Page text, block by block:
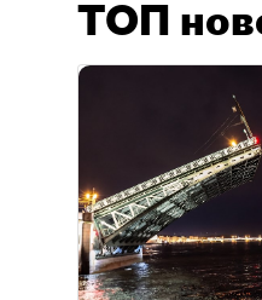
ТОП